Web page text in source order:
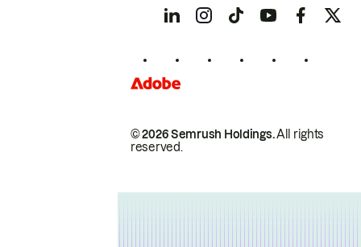
© 2026 Semrush Holdings.All rights
reserved.